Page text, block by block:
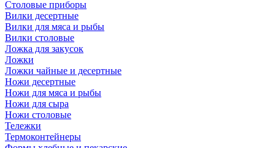
Столовые приборы
Вилки десертные
Вилки для мяса и рыбы
Вилки столовые
Ложка для закусок
Ложки
Ложки чайные и десертные
Ножи десертные
Ножи для мяса и рыбы
Ножи для сыра
Ножи столовые
Тележки
Термоконтейнеры